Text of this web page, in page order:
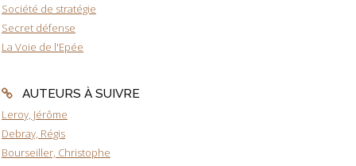
Société de stratégie
Secret défense
La Voie de l'Epée
AUTEURS À SUIVRE
Leroy, Jérôme
Debray, Régis
Bourseiller, Christophe